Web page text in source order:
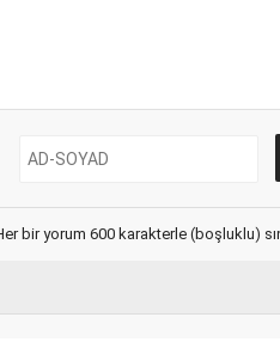
bir yorum 600 karakterle (boşluklu)